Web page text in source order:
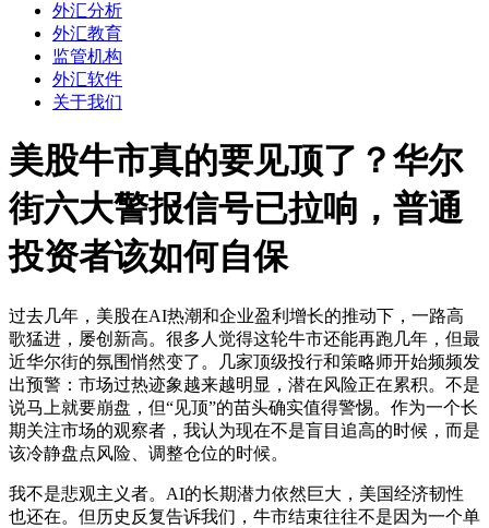
外汇分析
外汇教育
监管机构
外汇软件
关于我们
美股牛市真的要见顶了？华尔
街六大警报信号已拉响，普通
投资者该如何自保
过去几年，美股在AI热潮和企业盈利增长的推动下，一路高
歌猛进，屡创新高。很多人觉得这轮牛市还能再跑几年，但最
近华尔街的氛围悄然变了。几家顶级投行和策略师开始频频发
出预警：市场过热迹象越来越明显，潜在风险正在累积。不是
说马上就要崩盘，但“见顶”的苗头确实值得警惕。作为一个长
期关注市场的观察者，我认为现在不是盲目追高的时候，而是
该冷静盘点风险、调整仓位的时候。
我不是悲观主义者。AI的长期潜力依然巨大，美国经济韧性
也还在。但历史反复告诉我们，牛市结束往往不是因为一个单